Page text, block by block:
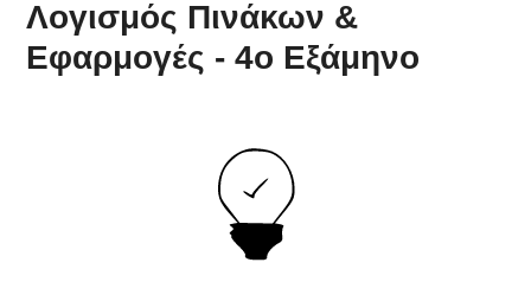
Λογισμός Πινάκων &
Εφαρμογές - 4ο Εξάμηνο